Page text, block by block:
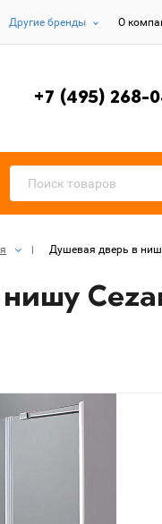
Другие бренды О
+7 (495) 268-
Душевая дверь в